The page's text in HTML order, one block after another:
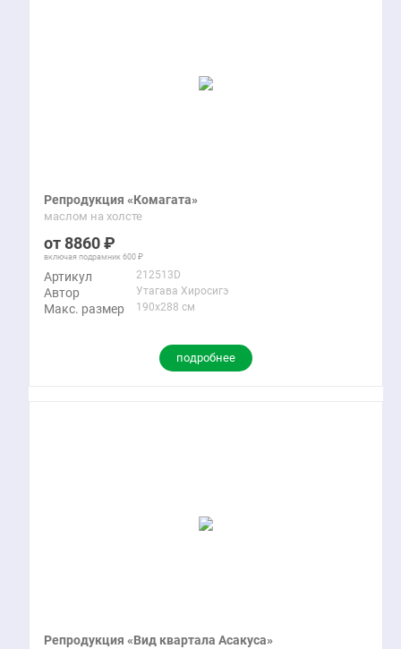
Репродукция «Комагата»
маслом на холсте
8860
включая подрамник 600
Артикул 212513D
Автор Утагава Хиросигэ
Макс. размер 190x288 см
подробнее
Репродукция «Вид квартала Асакуса»